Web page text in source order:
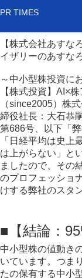
PR TIMES
【株式会社あすな
イザリーのあすな
～中小型株投資に
【株式投資】AI×
（since2005）株
締役社長：大石恭
第686号、以下「
「日経平均は史上
は上がらない」と
ましたので、その
のプロフェッショ
けする弊社のスタ
■【結論：
中小型株の値動き
いています。つま
たの保有する中小